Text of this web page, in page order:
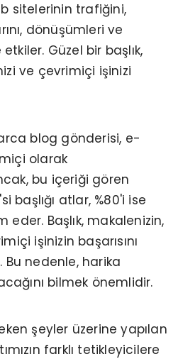
sitelerinin trafiğini,
dönüşümleri ve
Güzel bir başlık,
ve çevrimiçi işinizi
blog gönderisi, e-
olarak
bu içeriği gören
başlığı atlar, %80'i ise
eder. Başlık, makalenizin,
işinizin başarısını
nedenle, harika
bilmek önemlidir.
şeyler üzerine yapılan
farklı tetikleyicilere